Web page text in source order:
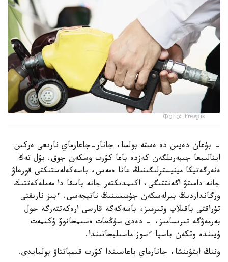
Фото: Freepik
- بۇعان دەيىن دە ەستە بولسا، جانار-جاعارماي نارىعى ەركىن
اينالىمعا جىبەرىلگەن كەزدە باعا كۇرت وسكەن جوق. بۇل تەك
ەنەرگەتيكا مينيسترلىگىنىڭ عانا ەمەس، باسەكەلەستىكتى قورعاۋ
جانە دامىتۋ اگەنتتىگى، اكىمدىكتەر جانە باسقا دا مەملەكەتتىك
ورگانداردىڭ بىرلەسكەن جۇمىسىنىڭ ناتيجەسى. ءبىز نارىقتى
تۇراقتى باقىلاپ وتىرمىز، باسەكەگە قارسى ارەكەتتەرگە جول
بەرمەۋگە تىرىسامىز، - دەدى سۇڭعات ەسىمحانوۆ ۇكىمەت
ۇيىندە وتكەن باسپا ءسوز ماسىليحاتىندا.
ونىڭ ايتۋىنشا، جانارماي باعاسىندا كۇرت قىمباتتاۋ بولمايدى.